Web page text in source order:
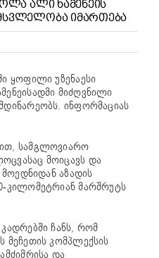
ᲐᲚᲘ ᲮᲐᲛᲔᲜᲔᲘᲡ
ᲘᲛᲐᲠᲗᲔᲑᲐ
ყოფილი უზენაესი
მიძღვნილი
ინფორმაციას
სამგლოვიარო
მოიცავს და
აზადის
კილომეტრიან მარშრუტს
ჩანს, რომ
კომპლექსის
და